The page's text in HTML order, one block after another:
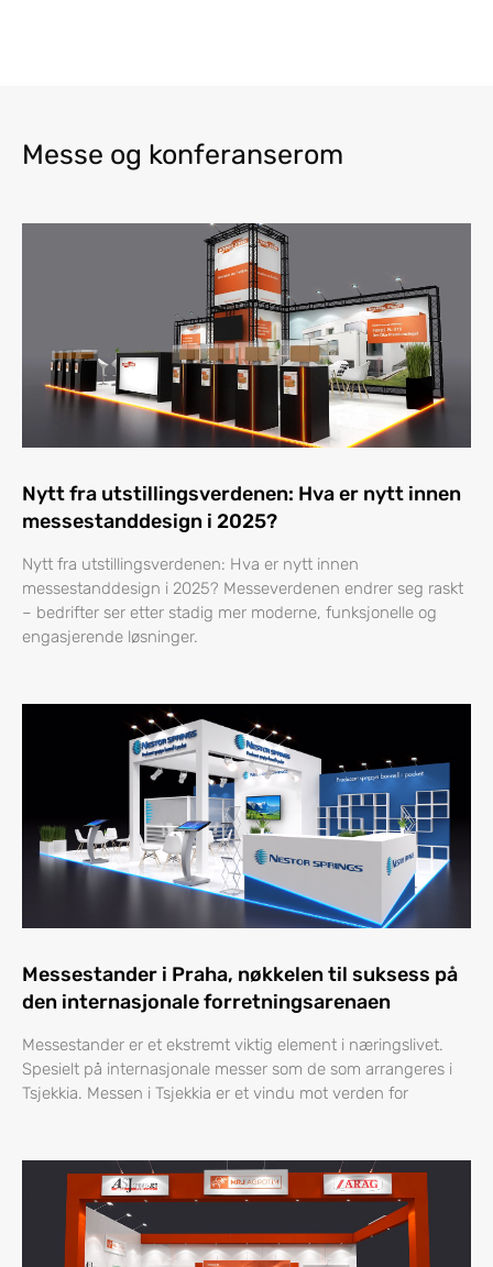
Messe og konferanserom
Nytt fra utstillingsverdenen: Hva er nytt innen
messestanddesign i 2025?
Nytt fra utstillingsverdenen: Hva er nytt innen
messestanddesign i 2025? Messeverdenen endrer seg raskt
– bedrifter ser etter stadig mer moderne, funksjonelle og
engasjerende løsninger.
Messestander i Praha, nøkkelen til suksess på
den internasjonale forretningsarenaen
Messestander er et ekstremt viktig element i næringslivet.
Spesielt på internasjonale messer som de som arrangeres i
Tsjekkia. Messen i Tsjekkia er et vindu mot verden for